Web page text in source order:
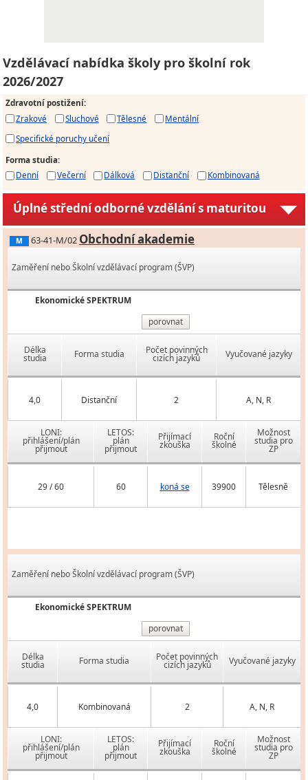
Vzdělávací nabídka školy pro školní rok
2026/2027
Zdravotní postižení:
Zrakové
Sluchové Tělesné
Mentální
Specifické poruchy učení
Forma studia:
Denní
Večerní Dálková Distanční Kombinovaná
Úplné střední odborné vzdělání s maturitou
M 63-41-M/02 Obchodní akademie
Zaměření nebo Školní vzdělávací program (ŠVP)
Ekonomické SPEKTRUM
porovnat
Délka
studia Forma studia Počet povinných
cizích jazyků Vyučované jazyky
4,0 Distanční 2 A, N, R
LONI:
přihlášení/plán
přijmout
LETOS:
plán
přijmout
Přijímací
zkouška
Roční
školné
Možnost
studia pro
ZP
29 / 60 60 koná se 39900 Tělesně
Zaměření nebo Školní vzdělávací program (ŠVP)
Ekonomické SPEKTRUM
porovnat
Délka
studia Forma studia Počet povinných
cizích jazyků Vyučované jazyky
4,0 Kombinovaná 2 A, N, R
LONI:
přihlášení/plán
přijmout
LETOS:
plán
přijmout
Přijímací
zkouška
Roční
školné
Možnost
studia pro
ZP